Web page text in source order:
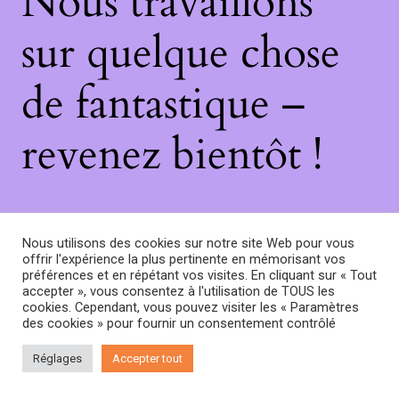
sur quelque chose
de fantastique –
revenez bientôt !
Nous utilisons des cookies sur notre site Web pour vous
offrir l'expérience la plus pertinente en mémorisant vos
préférences et en répétant vos visites. En cliquant sur « Tout
accepter », vous consentez à l'utilisation de TOUS les
cookies. Cependant, vous pouvez visiter les « Paramètres
des cookies » pour fournir un consentement contrôlé
Réglages Accepter tout